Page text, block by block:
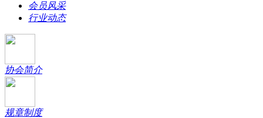
会员风采
行业动态
协会简介
规章制度